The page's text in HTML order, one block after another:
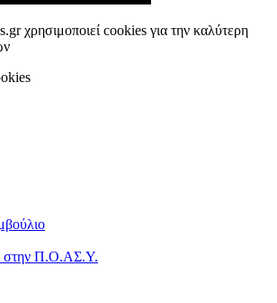
χρησιμοποιεί cookies για την καλύτερη
στην Π.Ο.ΑΣ.Υ.